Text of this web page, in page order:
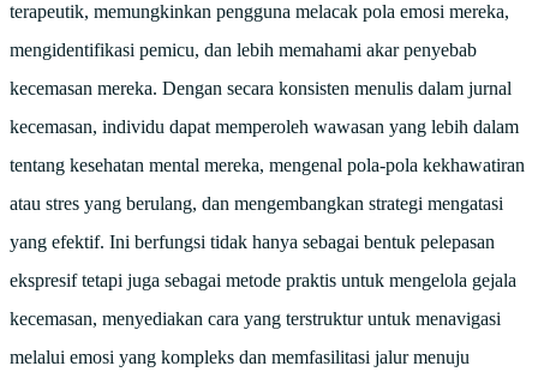
terapeutik, memungkinkan pengguna melacak pola emosi mereka,
mengidentifikasi pemicu, dan lebih memahami akar penyebab
kecemasan mereka. Dengan secara konsisten menulis dalam jurnal
kecemasan, individu dapat memperoleh wawasan yang lebih dalam
tentang kesehatan mental mereka, mengenal pola-pola kekhawatiran
atau stres yang berulang, dan mengembangkan strategi mengatasi
yang efektif. Ini berfungsi tidak hanya sebagai bentuk pelepasan
ekspresif tetapi juga sebagai metode praktis untuk mengelola gejala
kecemasan, menyediakan cara yang terstruktur untuk menavigasi
melalui emosi yang kompleks dan memfasilitasi jalur menuju